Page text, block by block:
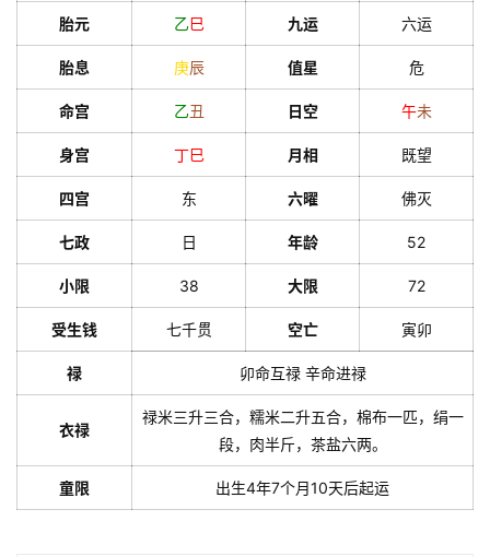
胎元 乙巳 九运 六运
胎息 庚辰 值星 危
命宫 乙丑 日空 午未
身宫 丁巳 月相 既望
四宫 东 六曜 佛灭
七政 日 年龄 52
小限 38 大限 72
受生钱 七千贯 空亡 寅卯
禄 卯命互禄 辛命进禄
衣禄
禄米三升三合，糯米二升五合，棉布一匹，绢一
段，肉半斤，茶盐六两。
童限 出生4年7个月10天后起运